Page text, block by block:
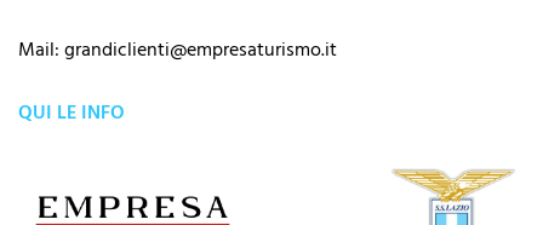
Mail: grandiclienti@empresaturismo.it
QUI LE INFO